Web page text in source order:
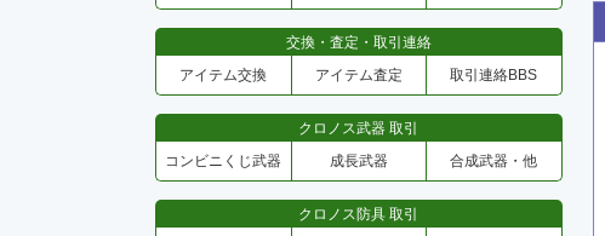
交換・査定・取引連絡
アイテム交換
アイテム査定 取引連絡BBS
クロノス武器 取引
コンビニくじ武器
成長武器 合成武器・他
クロノス防具 取引